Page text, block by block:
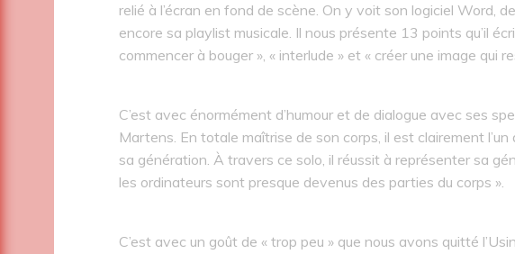
relié à l’écran en fond de scène. On y voit son logiciel Word,
encore sa playlist musicale. Il nous présente 13 points qu’il
commencer à bouger », « interlude » et « créer une image qui
C’est avec énormément d’humour et de dialogue avec ses
Martens. En totale maîtrise de son corps, il est clairement
sa génération. À travers ce solo, il réussit à représenter sa
les ordinateurs sont presque devenus des parties du corps ».
C’est avec un goût de « trop peu » que nous avons quitté